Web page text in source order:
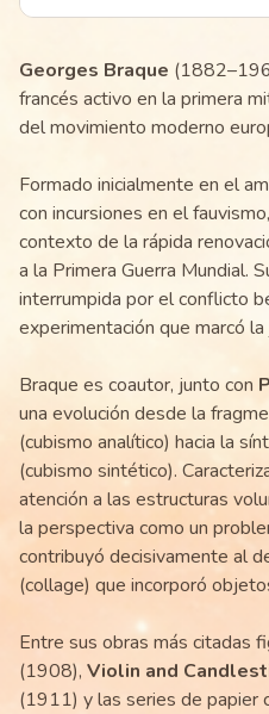
Georges Braque
francés activo en la primera
del movimiento moderno
Formado inicialmente en el
con incursiones en el
contexto de la rápida
a la Primera Guerra Mundial.
interrumpida por el conflicto
experimentación que marcó
Braque es coautor, junto con
una evolución desde la
(cubismo analítico) hacia la
(cubismo sintético).
atención a las estructuras
la perspectiva como un
contribuyó decisivamente al
(collage) que incorporó
Entre sus obras más citadas
(1908), Violin and
(1911) y las series de